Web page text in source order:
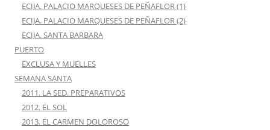
ECIJA. PALACIO MARQUESES DE PEÑAFLOR (1)
ECIJA. PALACIO MARQUESES DE PEÑAFLOR (2)
ECIJA. SANTA BARBARA
PUERTO
EXCLUSA Y MUELLES
SEMANA SANTA
2011. LA SED. PREPARATIVOS
2012. EL SOL
2013. EL CARMEN DOLOROSO